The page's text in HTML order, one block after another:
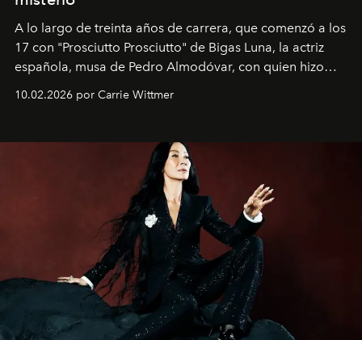
A lo largo de treinta años de carrera, que comenzó a los
17 con "Prosciutto Prosciutto" de Bigas Luna, la actriz
española, musa de Pedro Almodóvar, con quien hizo
Barcelona", ha dividido su tiempo entre Europa y
dirigida por Maggie Gyllenhaal.
10.02.2026 por Carrie Wittmer